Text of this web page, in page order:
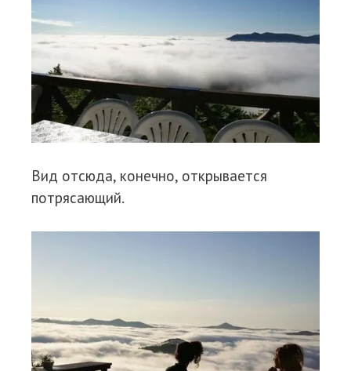
Вид отсюда, конечно, открывается
потрясающий.